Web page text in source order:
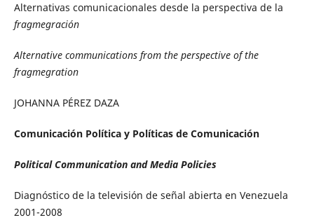
Alternativas comunicacionales desde la perspectiva de la
fragmegración
Alternative communications from the perspective of the
fragmegration
JOHANNA PÉREZ DAZA
Comunicación Política y Políticas de Comunicación
Political Communication and Media Policies
Diagnóstico de la televisión de señal abierta en Venezuela
2001-2008